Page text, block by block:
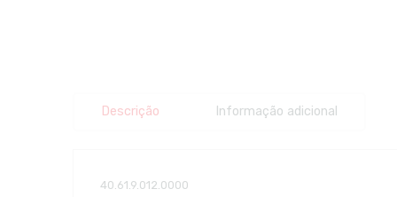
Descrição Informação adicional
40.61.9.012.0000